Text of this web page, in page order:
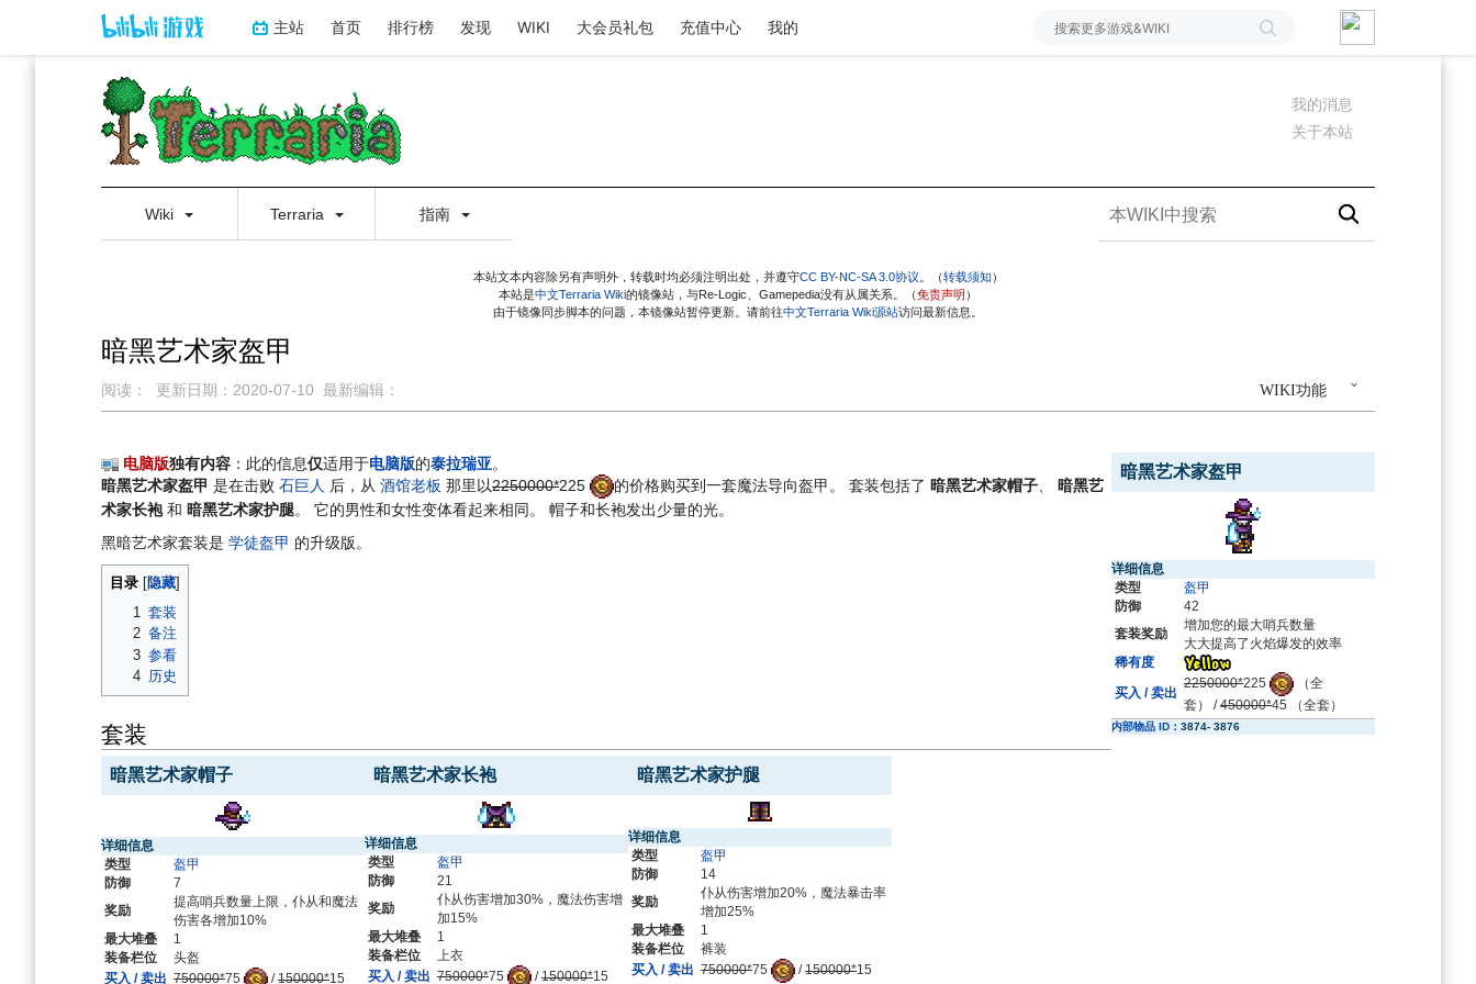
主站 首页 排行榜 发现 WIKI 大会员礼包 充值中心 我的
我的消息
关于本站
Wiki Terraria 指南
本站文本内容除另有声明外，转载时均必须注明出处，并遵守CC BY-NC-SA 3.0协议 。（转载须知 ）
本站是中文Terraria Wiki的镜像站，与Re-Logic、Gamepedia没有从属关系。（免责声明 ）
由于镜像同步脚本的问题，本镜像站暂停更新。请前往中文Terraria Wiki源站访问最新信息。
暗黑艺术家盔甲
WIKI功能
阅读： 更新日期： 2020-07-10 最新编辑：
导
航
搜
索
暗黑艺术家盔甲
详细信息
类型
盔甲
防御
42
套装奖励
增加您的最大哨兵数量
大大提高了火焰爆发的效率
稀有度
买入 / 卖出
2250000*225
（全
套） /450000*45 （全套）
内部物品 ID ： 3874- 3876
电脑版独有内容 ：此的信息仅适用于电脑版的泰拉瑞亚。
暗黑艺术家盔甲 是在击败 石巨人 后，从 酒馆老板 那里以2250000*225 的价格购买到一套魔法导向盔甲。 套装包括了 暗黑艺术家帽子
暗黑艺
术家长袍和 暗黑艺术家护腿。 它的男性和女性变体看起来相同。 帽子和长袍发出少量的光。
黑暗艺术家套装是 学徒盔甲 的升级版。
目录
1
套装
2 备注
3 参看
4 历史
套装
暗黑艺术家帽子
详细信息
类型
盔甲
防御
7
奖励
提高哨兵数量上限，仆从和魔法
伤害各增加10%
最大堆叠
1
装备栏位
头盔
买入 / 卖出 750000*75 /150000*15
暗黑艺术家长袍
详细信息
类型
盔甲
防御
21
奖励
仆从伤害增加30%，魔法伤害增
加15%
最大堆叠
1
装备栏位
上衣
买入 / 卖出 750000*75 /150000*15
暗黑艺术家护腿
详细信息
类型
盔甲
防御
14
奖励
仆从伤害增加20%，魔法暴击率
增加25%
最大堆叠
1
装备栏位
裤装
买入 / 卖出 750000*75 /150000*15